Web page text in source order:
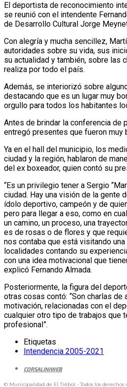
El deportista de reconocimiento
se reunió con el intendente
de Desarrollo Cultural Jorge
Con alegría y mucha sencillez,
autoridades sobre su vida, sus
su actualidad y también, sobre las
realiza por todo el país.
Además, se interiorizó sobre
destacando que es un lugar muy
orgullo para todos los habitantes
Antes de brindar la conferencia de
entregó presentes que fueron muy
Ya en el hall del municipio, los
ciudad y la región, hablaron de
del ex boxeador, quien contó su
“Es un privilegio tener a Sergio
ciudad. Hay una visión de la gente
ídolo deportivo, campeón y de
pero para llegar a eso, como en
un camino, un proceso, una
es de rosas o de flores y que
nos contaba que está visitando
localidades contando su
con una idea motivacional que
explicó Fernando Almada.
Posteriormente, la figura del
otras cosas contó: “Son charlas de
motivación, relacionadas con el
cualquier otro tipo de trabajos que
profesional”.
Etiquetas
Intendencia 2005-2021
CORSALINIWEB
© Municipalidad de El Trébol - Todos los derechos